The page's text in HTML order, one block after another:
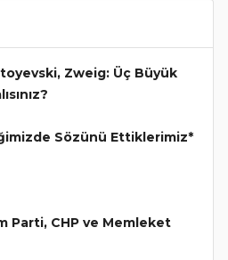
Zweig: Üç Büyük
Sözünü Ettiklerimiz*
Parti, CHP ve Memleket